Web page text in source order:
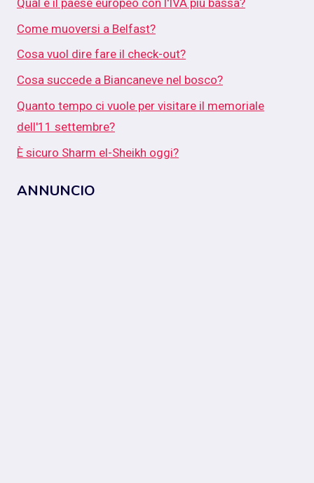
Come muoversi a Belfast?
Cosa vuol dire fare il check-out?
Cosa succede a Biancaneve nel bosco?
Quanto tempo ci vuole per visitare il memoriale
dell'11 settembre?
È sicuro Sharm el-Sheikh oggi?
ANNUNCIO